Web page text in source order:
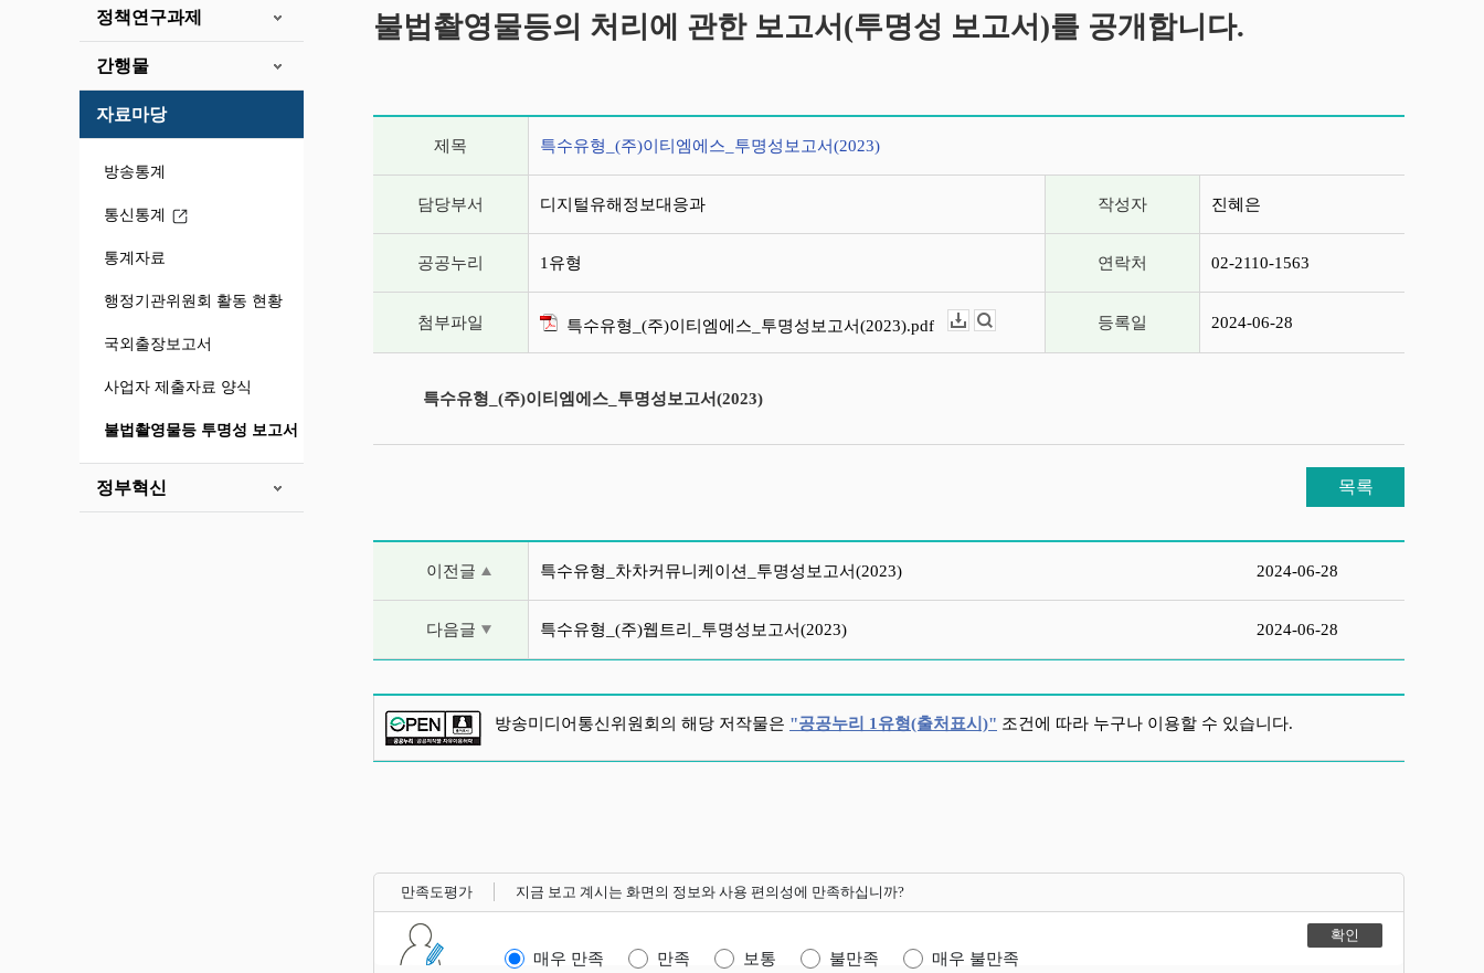
정책연구과제
간행물
자료마당
방송통계
통신통계
통계자료
행정기관위원회 활동 현황
국외출장보고서
사업자 제출자료 양식
불법촬영물등 투명성 보고서
정부혁신
불법촬영물등의 처리에 관한 보고서(투명성 보고서)를 공개합니다.
제목 특수유형_(주)이티엠에스_투명성보고서(2023)
담당부서 디지털유해정보대응과 작성자 진혜은
공공누리 1유형 연락처 02-2110-1563
첨부파일 특수유형_(주)이티엠에스_투명성보고서(2023).pdf 등록일 2024-06-28
특수유형_(주)이티엠에스_투명성보고서(2023)
목록
이전글 특수유형_차차커뮤니케이션_투명성보고서(2023) 2024-06-28
다음글 특수유형_(주)웹트리_투명성보고서(2023) 2024-06-28
방송미디어통신위원회의 해당 저작물은 "공공누리 1유형(출처표시)" 조건에 따라 누구나 이용할 수 있습니다.
만족도평가 지금 보고 계시는 화면의 정보와 사용 편의성에 만족하십니까?
매우 만족 만족 보통 불만족 매우 불만족